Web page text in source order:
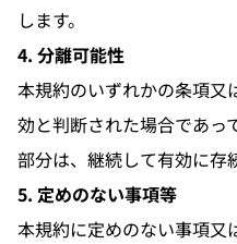
します。
4. 分離可能性
本規約のいずれかの条項又
効と判断された場合であっ
部分は、継続して有効に存
5. 定めのない事項等
本規約に定めのない事項又